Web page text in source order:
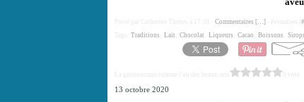
Posté par Catherine Thenes à 17:30 - Commentaires […] - Permalien [ #
Traditions Lait Chocolat Liqueurs Cacao Boissons Sirops
La gastronomie comme l'un des beaux-arts
13 octobre 2020